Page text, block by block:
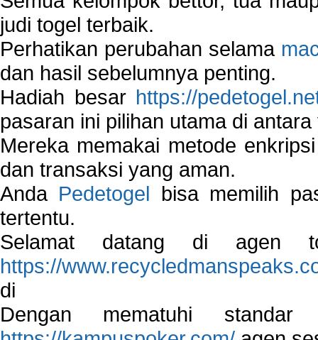
judi togel terbaik.
Perhatikan perubahan selama
dan hasil sebelumnya penting.
Hadiah besar https://
pasaran ini pilihan utama di
Mereka memakai metode
dan transaksi yang aman.
Anda Pedetogel bisa memilih
tertentu.
Selamat datang di agen
https://
di
Dengan mematuhi